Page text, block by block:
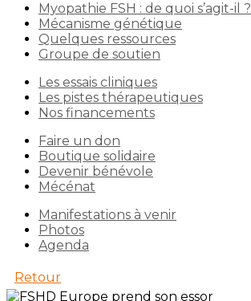
Myopathie FSH : de quoi s’agit-il ?
Mécanisme génétique
Quelques ressources
Groupe de soutien
Les essais cliniques
Les pistes thérapeutiques
Nos financements
Faire un don
Boutique solidaire
Devenir bénévole
Mécénat
Manifestations à venir
Photos
Agenda
Retour